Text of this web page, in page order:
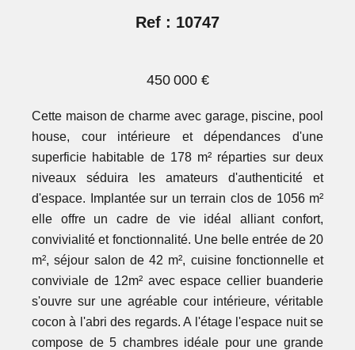
Ref : 10747
450 000 €
Cette maison de charme avec garage, piscine, pool
house, cour intérieure et dépendances d'une
superficie habitable de 178 m² réparties sur deux
niveaux séduira les amateurs d'authenticité et
d'espace. Implantée sur un terrain clos de 1056 m²
elle offre un cadre de vie idéal alliant confort,
convivialité et fonctionnalité. Une belle entrée de 20
m², séjour salon de 42 m², cuisine fonctionnelle et
conviviale de 12m² avec espace cellier buanderie
s'ouvre sur une agréable cour intérieure, véritable
cocon à l'abri des regards. A l'étage l'espace nuit se
compose de 5 chambres idéale pour une grande